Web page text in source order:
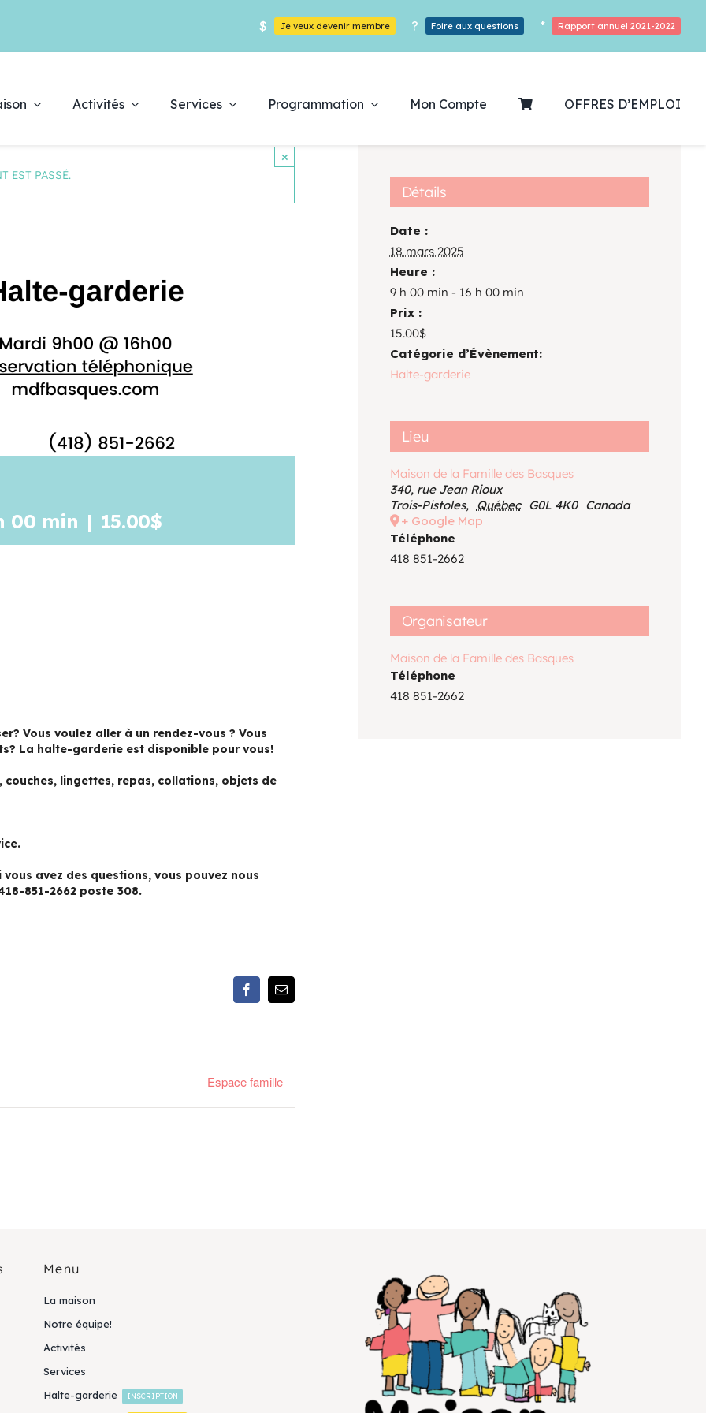
$ Je veux devenir membre ? Foire aux questions * Rapport annuel 2021-2022
Activités Services Programmation
Découvrez notre
programmation
Des Heures De Plaisirs!
Voir le calendrier
Mon Compte OFFRES D’EMPLOI
EST PASSÉ.
×
00 min | 15.00$
Vous voulez aller à un rendez-vous ? Vous
La halte-garderie est disponible pour vous!
lingettes, repas, collations, objets de
avez des questions, vous pouvez nous
851-2662 poste 308.
FacebookEmail
Espace famille
Détails
Date :
18 mars 2025
Heure :
9 h 00 min - 16 h 00 min
Prix :
15.00$
Catégorie d’Évènement:
Halte-garderie
Lieu
Maison de la Famille des Basques
340, rue Jean Rioux
Trois-Pistoles, Québec G0L 4K0 Canada
+ Google Map
Téléphone
418 851-2662
Organisateur
Maison de la Famille des Basques
Téléphone
418 851-2662
Menu
La maison
Notre équipe!
Activités
Services
Halte-garderie
INSCRIPTION